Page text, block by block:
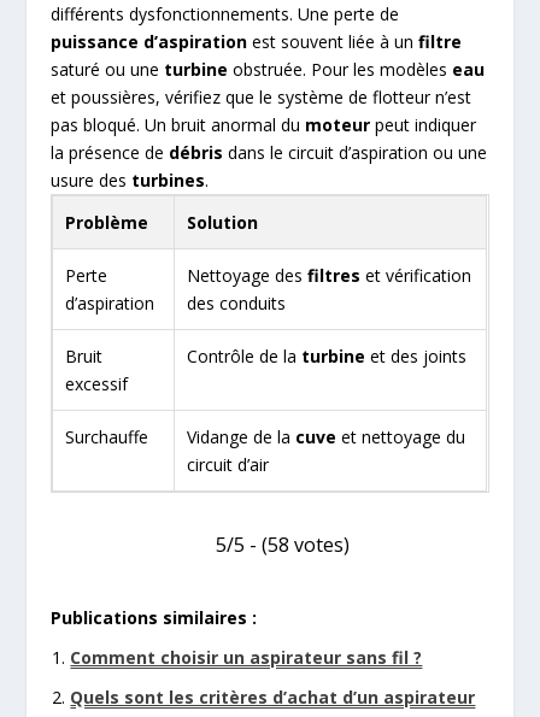
différents dysfonctionnements. Une perte de
puissance d’aspiration est souvent liée à unfiltre
saturé ou une turbine obstruée. Pour les modèles eau
et poussières, vérifiez que le système de flotteur n’est
pas bloqué. Un bruit anormal du moteur peut indiquer
la présence de débris dans le circuit d’aspiration ou une
usure des turbines.
Problème
Solution
Perte
d’aspiration
Nettoyage desfiltres et vérification
des conduits
Bruit
excessif
Contrôle de la turbine et des joints
Surchauffe Vidange de la cuve et nettoyage du
circuit d’air
5/5 - (58 votes)
Publications similaires :
Comment choisir un aspirateur sans fil ?
Quels sont les critères d’achat d’un aspirateur